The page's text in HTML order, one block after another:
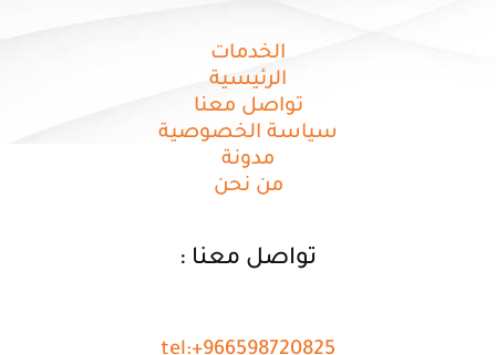
الخدمات
الرئيسية
تواصل معنا
سياسة الخصوصية
مدونة
من نحن
تواصل معنا :